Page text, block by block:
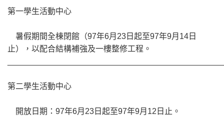
第一學生活動中心
暑假期間全棟閉館（97年6月23日起至97年9月14日
止），以配合結構補強及一樓整修工程。
第二學生活動中心
開放日期：97年6月23日起至97年9月12日止。